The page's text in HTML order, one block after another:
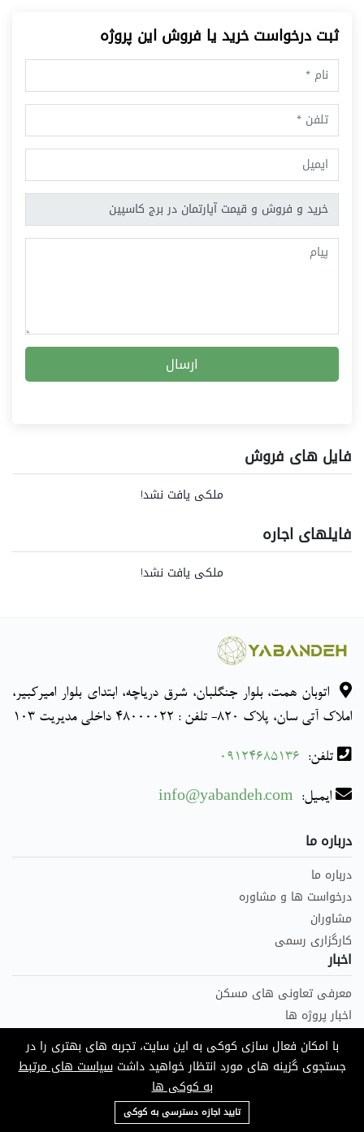
ثبت درخواست خرید یا فروش این پروژه
ارسال
فایل های فروش
ملکی یافت نشد!
فایلهای اجاره
ملکی یافت نشد!
اتوبان همت، بلوار جنگلبان، شرق دریاچه، ابتدای بلوار امیرکبیر،
املاک آتی سان، پلاک 820- تلفن : 48000022 داخلی مدیریت 103
تلفن: 09124685136
ایمیل: info@yabandeh.com
درباره ما
درباره ما
درخواست ها و مشاوره
مشاوران
کارگزاری رسمی
اخبار
معرفی تعاونی های مسکن
اخبار پروژه ها
اخبار مسکن
مقالات
اطلاعات بیشتر
09124685136
با امکان فعال سازی کوکی به این سایت، تجربه های بهتری را در
جستجوی گزینه های مورد انتظار خواهید داشتسیاست های مرتبط
به کوکی ها
تایید اجازه دسترسی به کوکی